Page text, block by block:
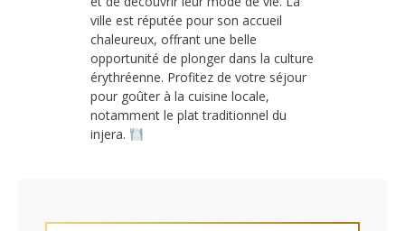
ville est réputée pour son accueil
chaleureux, offrant une belle
opportunité de plonger dans la culture
érythréenne. Profitez de votre séjour
pour goûter à la cuisine locale,
notamment le plat traditionnel du
injera.